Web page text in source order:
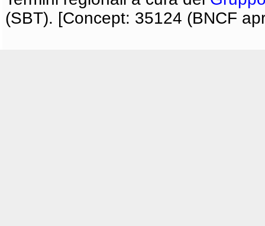
(SBT). [Concept: 35124 (BNCF